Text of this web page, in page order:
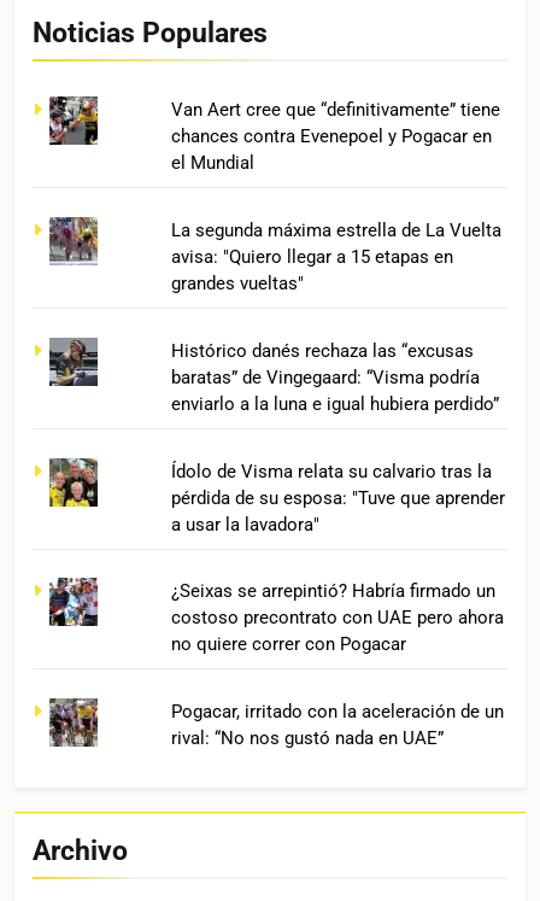
Noticias Populares
Van Aert cree que “definitivamente” tiene
chances contra Evenepoel y Pogacar en
el Mundial
La segunda máxima estrella de La Vuelta
avisa: "Quiero llegar a 15 etapas en
grandes vueltas"
Histórico danés rechaza las “excusas
baratas” de Vingegaard: “Visma podría
enviarlo a la luna e igual hubiera perdido”
Ídolo de Visma relata su calvario tras la
pérdida de su esposa: "Tuve que aprender
a usar la lavadora"
¿Seixas se arrepintió? Habría firmado un
costoso precontrato con UAE pero ahora
no quiere correr con Pogacar
Pogacar, irritado con la aceleración de un
rival: “No nos gustó nada en UAE”
Archivo